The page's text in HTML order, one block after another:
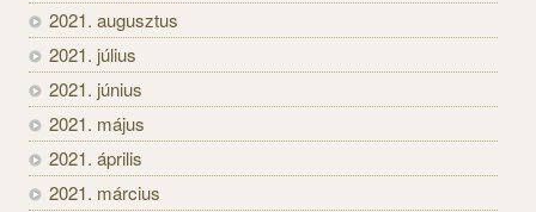
2021. augusztus
2021. július
2021. június
2021. május
2021. április
2021. március